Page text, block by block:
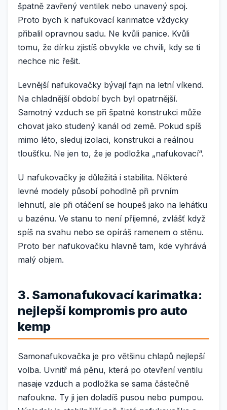
špatně zavřený ventilek nebo unavený spoj.
Proto bych k nafukovací karimatce vždycky
přibalil opravnou sadu. Ne kvůli panice. Kvůli
tomu, že dírku zjistíš obvykle ve chvíli, kdy se ti
nechce nic řešit.
Levnější nafukovačky bývají fajn na letní víkend.
Na chladnější období bych byl opatrnější.
Samotný vzduch se při špatné konstrukci může
chovat jako studený kanál od země. Pokud spíš
mimo léto, sleduj izolaci, konstrukci a reálnou
tloušťku. Ne jen to, že je podložka „nafukovací“.
U nafukovačky je důležitá i stabilita. Některé
levné modely působí pohodlně při prvním
lehnutí, ale při otáčení se houpeš jako na lehátku
u bazénu. Ve stanu to není příjemné, zvlášť když
spíš na svahu nebo se opíráš ramenem o stěnu.
Proto ber nafukovačku hlavně tam, kde vyhrává
malý objem.
3. Samonafukovací karimatka:
nejlepší kompromis pro auto
kemp
Samonafukovačka je pro většinu chlapů nejlepší
volba. Uvnitř má pěnu, která po otevření ventilu
nasaje vzduch a podložka se sama částečně
nafoukne. Ty ji jen doladíš pusou nebo pumpou.